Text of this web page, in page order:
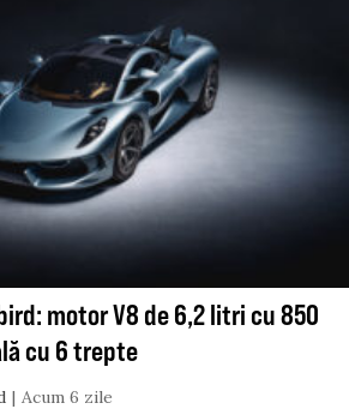
motor V8 de 6,2 litri cu 850
cu 6 trepte
Acum 6 zile